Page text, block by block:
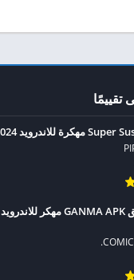
تقييمًا
تحميل تطبيق GANMA APK مهكر للاندرويد